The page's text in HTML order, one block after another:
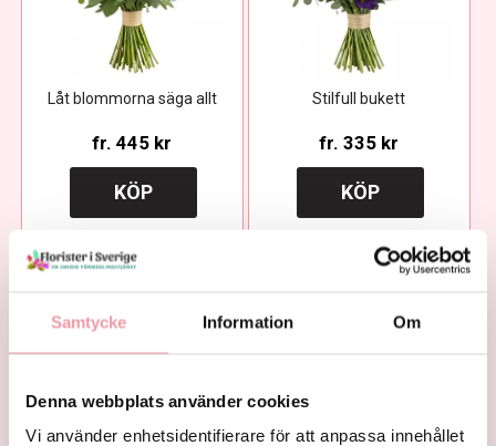
Samtycke Information Om
Denna webbplats använder cookies
Vi använder enhetsidentifierare för att anpassa innehållet
Låt blommorna säga allt
fr. 445 kr
KÖP
Stilfull bukett
fr. 335 kr
KÖP